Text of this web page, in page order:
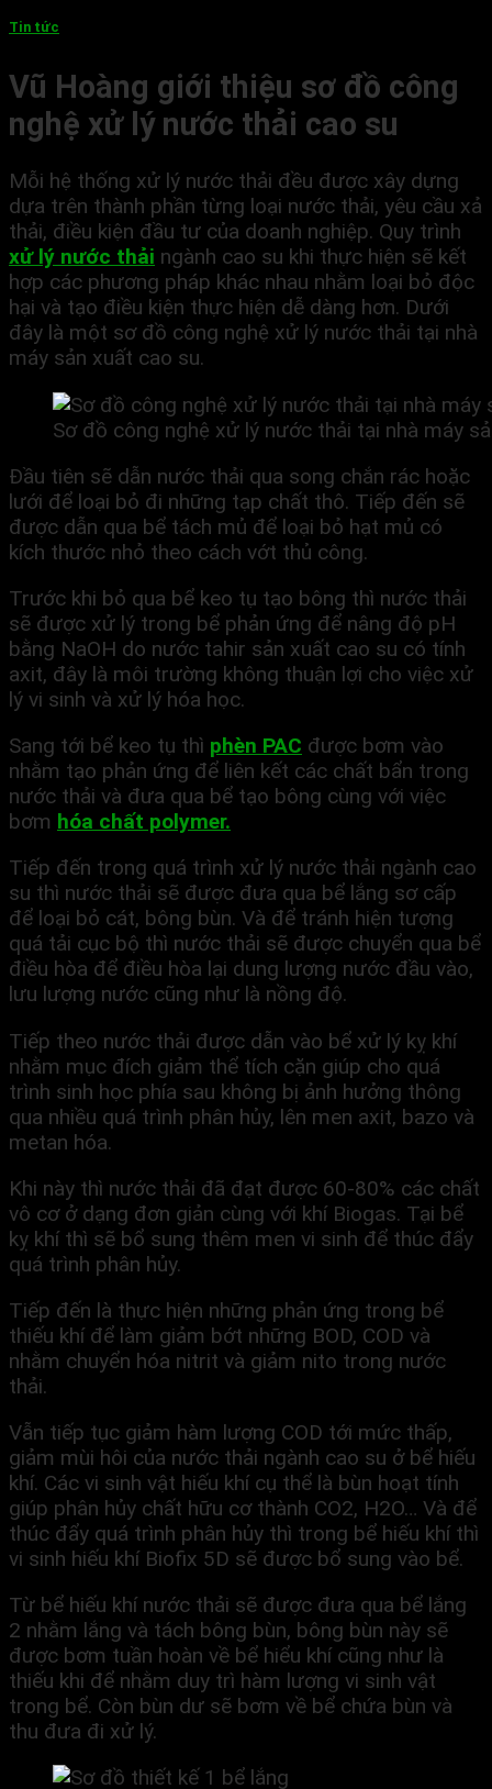
Tin tức
Vũ Hoàng giới thiệu sơ đồ công
nghệ xử lý nước thải cao su
Mỗi hệ thống xử lý nước thải đều được xây dựng
dựa trên thành phần từng loại nước thải, yêu cầu xả
thải, điều kiện đầu tư của doanh nghiệp. Quy trình
xử lý nước thải ngành cao su khi thực hiện sẽ kết
hợp các phương pháp khác nhau nhằm loại bỏ độc
hại và tạo điều kiện thực hiện dễ dàng hơn. Dưới
đây là một sơ đồ công nghệ xử lý nước thải tại nhà
máy sản xuất cao su.
Sơ đồ công nghệ xử lý nước thải tại nhà máy
Đầu tiên sẽ dẫn nước thải qua song chắn rác hoặc
lưới để loại bỏ đi những tạp chất thô. Tiếp đến sẽ
được dẫn qua bể tách mủ để loại bỏ hạt mủ có
kích thước nhỏ theo cách vớt thủ công.
Trước khi bỏ qua bể keo tụ tạo bông thì nước thải
sẽ được xử lý trong bể phản ứng để nâng độ pH
bằng NaOH do nước tahir sản xuất cao su có tính
axit, đây là môi trường không thuận lợi cho việc xử
lý vi sinh và xử lý hóa học.
Sang tới bể keo tụ thì phèn PAC được bơm vào
nhằm tạo phản ứng để liên kết các chất bẩn trong
nước thải và đưa qua bể tạo bông cùng với việc
bơm hóa chất polymer.
Tiếp đến trong quá trình xử lý nước thải ngành cao
su thì nước thải sẽ được đưa qua bể lắng sơ cấp
để loại bỏ cát, bông bùn. Và để tránh hiện tượng
quá tải cục bộ thì nước thải sẽ được chuyển qua bể
điều hòa để điều hòa lại dung lượng nước đầu vào,
lưu lượng nước cũng như là nồng độ.
Tiếp theo nước thải được dẫn vào bể xử lý kỵ khí
nhằm mục đích giảm thể tích cặn giúp cho quá
trình sinh học phía sau không bị ảnh hưởng thông
qua nhiều quá trình phân hủy, lên men axit, bazo và
metan hóa.
Khi này thì nước thải đã đạt được 60-80% các chất
vô cơ ở dạng đơn giản cùng với khí Biogas. Tại bể
kỵ khí thì sẽ bổ sung thêm men vi sinh để thúc đẩy
quá trình phân hủy.
Tiếp đến là thực hiện những phản ứng trong bể
thiếu khí để làm giảm bớt những BOD, COD và
nhằm chuyển hóa nitrit và giảm nito trong nước
thải.
Vẫn tiếp tục giảm hàm lượng COD tới mức thấp,
giảm mùi hôi của nước thải ngành cao su ở bể hiếu
khí. Các vi sinh vật hiếu khí cụ thể là bùn hoạt tính
giúp phân hủy chất hữu cơ thành CO2, H2O… Và để
thúc đẩy quá trình phân hủy thì trong bể hiếu khí thì
vi sinh hiếu khí Biofix 5D sẽ được bổ sung vào bể.
Từ bể hiếu khí nước thải sẽ được đưa qua bể lắng
2 nhằm lắng và tách bông bùn, bông bùn này sẽ
được bơm tuần hoàn về bể hiểu khí cũng như là
thiếu khi để nhằm duy trì hàm lượng vi sinh vật
trong bể. Còn bùn dư sẽ bơm về bể chứa bùn và
thu đưa đi xử lý.